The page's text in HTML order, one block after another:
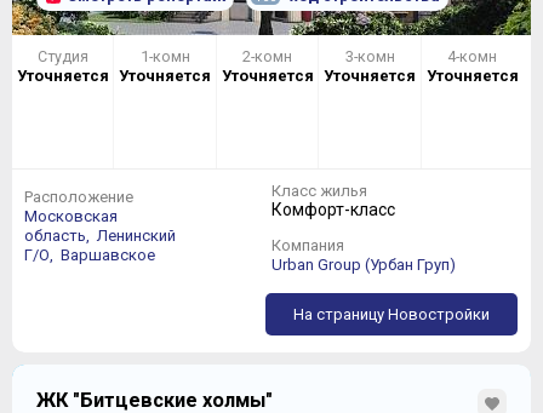
Студия
Уточняется
1-комн
Уточняется
2-комн
Уточняется
3-комн
Уточняется
4-комн
Уточняется
Расположение
Московская
область,
Ленинский
Г/О,
Варшавское
Класс жилья
Комфорт-класс
Компания
Urban Group (Урбан Груп)
На страницу Новостройки
ЖК "Битцевские холмы"